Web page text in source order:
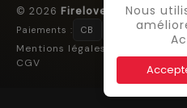
© 2026 Firelovers — Tous
Paiements : CB
Mentions légales
CGV
Nous